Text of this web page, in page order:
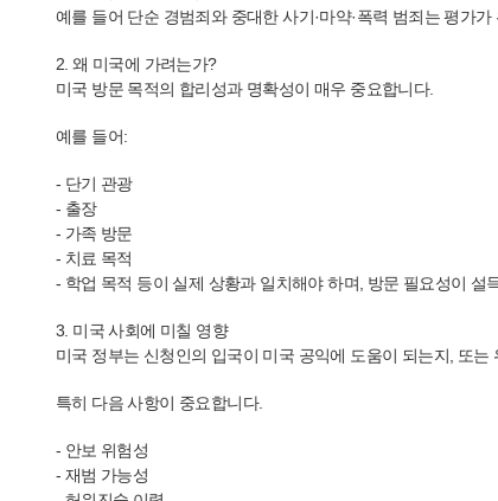
예를 들어 단순 경범죄와 중대한 사기·마약·폭력 범죄는 평가가
2. 왜 미국에 가려는가?
미국 방문 목적의 합리성과 명확성이 매우 중요합니다.
예를 들어:
- 단기 관광
- 출장
- 가족 방문
- 치료 목적
- 학업 목적 등이 실제 상황과 일치해야 하며, 방문 필요성이 설
3. 미국 사회에 미칠 영향
미국 정부는 신청인의 입국이 미국 공익에 도움이 되는지, 또는
특히 다음 사항이 중요합니다.
- 안보 위험성
- 재범 가능성